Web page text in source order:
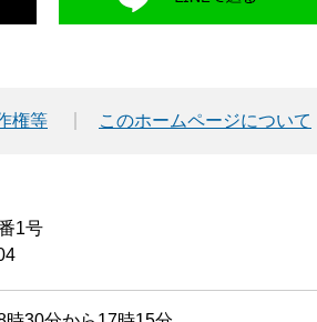
権等 このホームページについて
1号